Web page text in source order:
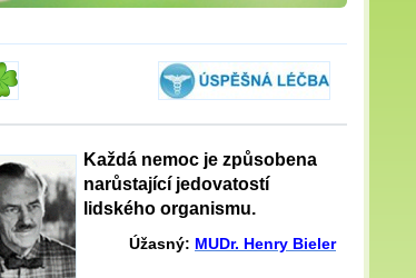
Každá nemoc je způsobena
narůstající jedovatostí
lidského organismu.
Úžasný: MUDr. Henry Bieler